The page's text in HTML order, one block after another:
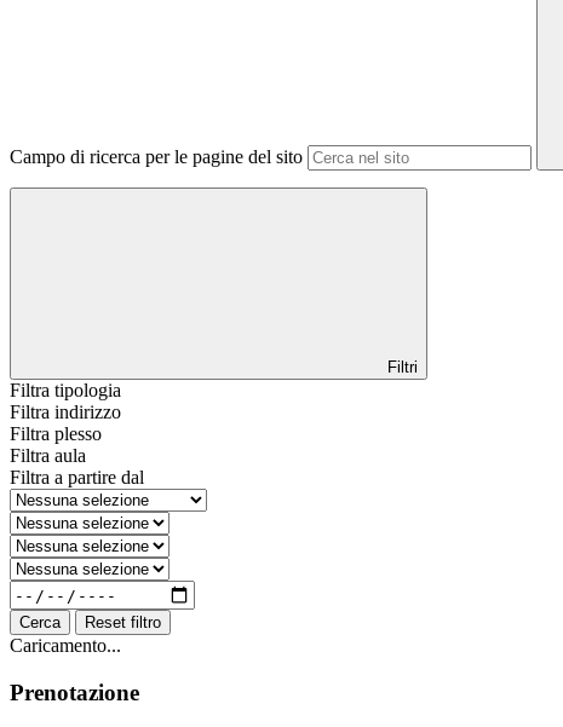
Campo di ricerca per le pagine del sito
Filtri
Filtra tipologia
Filtra indirizzo
Filtra plesso
Filtra aula
Filtra a partire dal
Cerca Reset filtro
Caricamento...
Prenotazione